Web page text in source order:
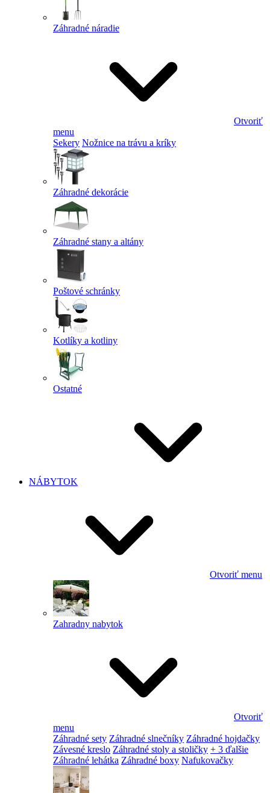
Záhradné náradie
Otvoriť
menu
Sekery Nožnice na trávu a kríky
Záhradné dekorácie
Záhradné stany a altány
Poštové schránky
Kotlíky a kotliny
Ostatné
NÁBYTOK
Otvoriť menu
Zahradny nabytok
Otvoriť
menu
Záhradné sety Záhradné slnečníky Záhradné hojdačky
Závesné kreslo Záhradné stoly a stoličky + 3 ďalšie
Záhradné lehátka Záhradné boxy Nafukovačky